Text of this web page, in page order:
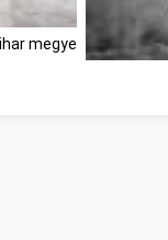
megye